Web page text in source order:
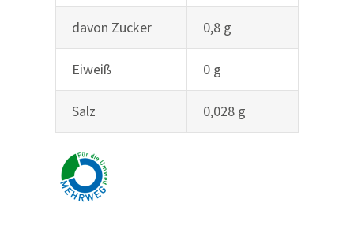
davon Zucker 0,8 g
Eiweiß 0 g
Salz 0,028 g